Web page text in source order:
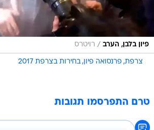
פיון בלבן, הערב / רויטרס
צרפת פרנסואה פיון בחירות בצרפת 2017
טרם התפרסמו תגובות